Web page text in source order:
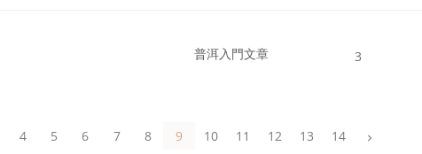
普洱入門文章 3
4 5 6 7 8 9 10 11 12 13 14